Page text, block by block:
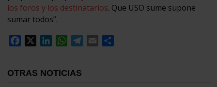
los foros y los destinatarios. Que USO sume supone
sumar todos”.
Facebook
LinkedInWhatsApp
Telegram
Email
OTRAS NOTICIAS